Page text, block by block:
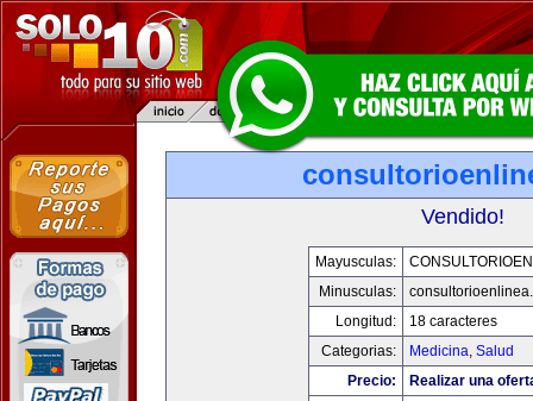
Vendido!
Mayusculas:
Minusculas:
Longitud:
18 caracteres
Categorias:
Medicina, Salud
Precio:
Realizar una